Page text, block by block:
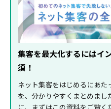
集客を最大化するにはイ
須！
ネット集客をはじめるにあた
を、分かりやすくまとめま
に、まずはこの資料をご覧く